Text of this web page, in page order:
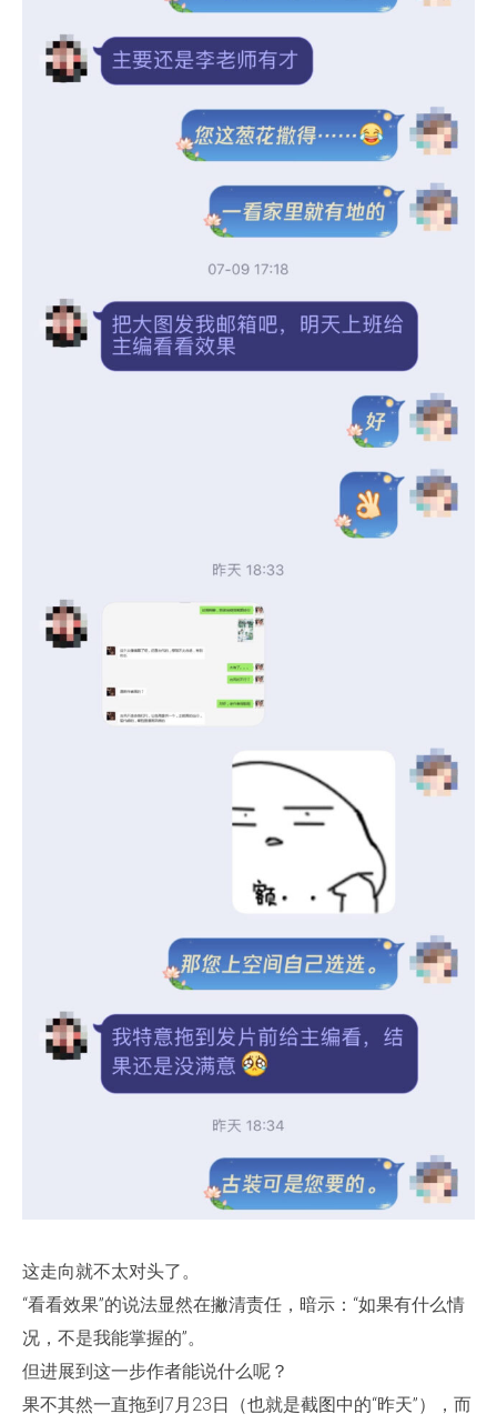
这走向就不太对头了。
“看看效果”的说法显然在撇清责任，暗示：“如果有什么情
况，不是我能掌握的”。
但进展到这一步作者能说什么呢？
果不其然一直拖到7月23日（也就是截图中的“昨天”），而